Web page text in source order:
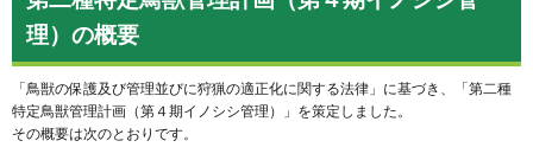
理）の概要
「鳥獣の保護及び管理並びに狩猟の適正化に関する法律」に基づき、「第二種
特定鳥獣管理計画（第４期イノシシ管理）」を策定しました。
その概要は次のとおりです。